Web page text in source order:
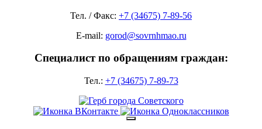
Тел. / Факс: +7 (34675) 7-89-56
E-mail: gorod@sovrnhmao.ru
Специалист по обращениям граждан:
Тел.: +7 (34675) 7-89-73